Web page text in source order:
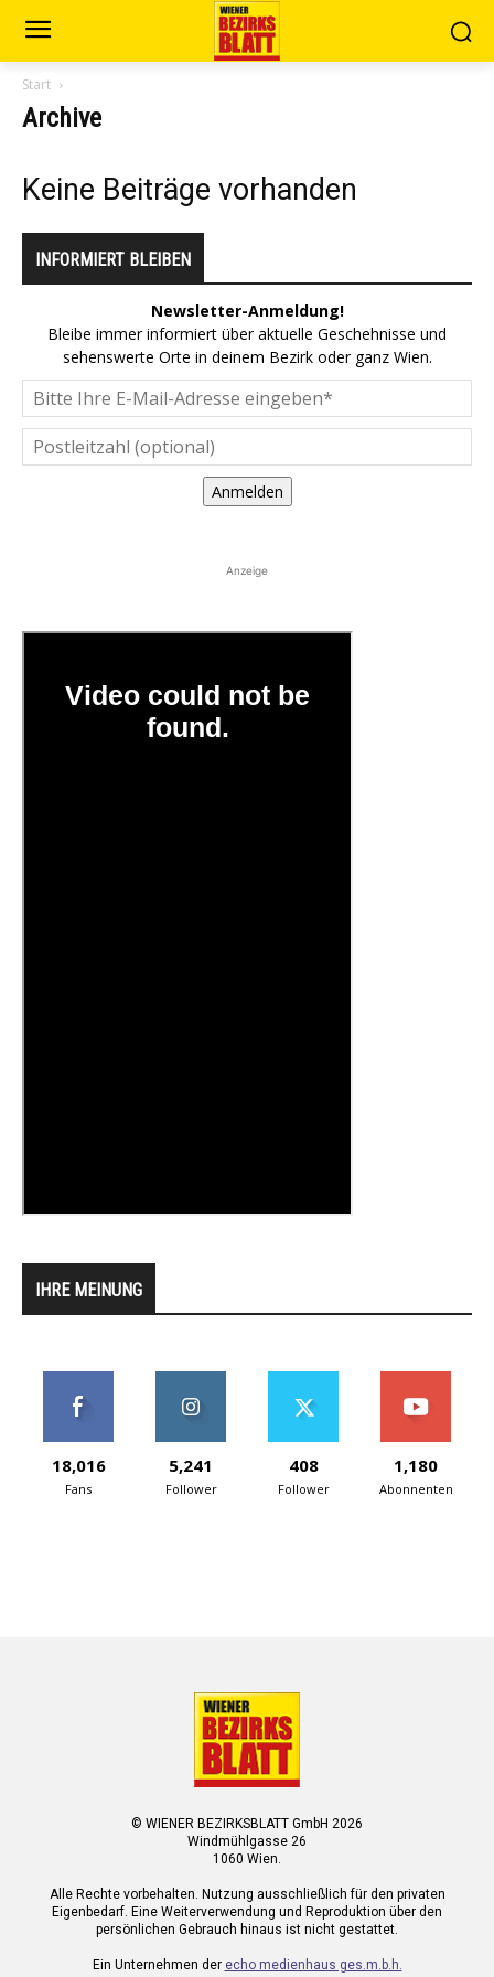
Start
Archive
Keine Beiträge vorhanden
INFORMIERT BLEIBEN
Newsletter-Anmeldung!
Bleibe immer informiert über aktuelle Geschehnisse und
sehenswerte Orte in deinem Bezirk oder ganz Wien.
Anmelden
Anzeige
IHRE MEINUNG
18,016
Fans
5,241
Follower
408
Follower
1,180
Abonnenten
© WIENER BEZIRKSBLATT GmbH 2026
Windmühlgasse 26
1060 Wien.
Alle Rechte vorbehalten. Nutzung ausschließlich für den privaten
Eigenbedarf. Eine Weiterverwendung und Reproduktion über den
persönlichen Gebrauch hinaus ist nicht gestattet.
Ein Unternehmen der echo medienhaus ges.m.b.h.